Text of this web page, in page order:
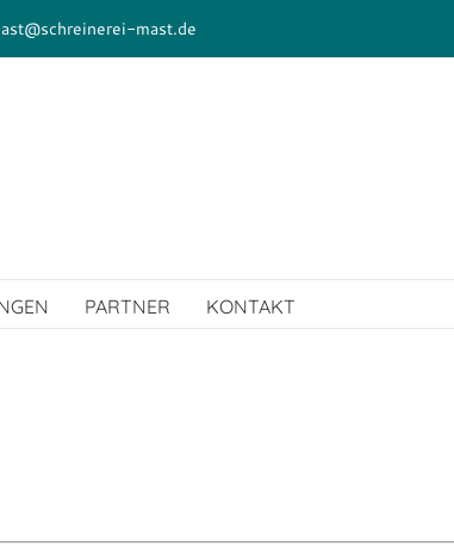
mast.de
PARTNER KONTAKT